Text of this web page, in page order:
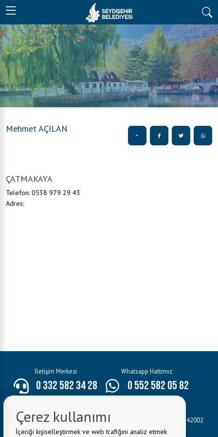
Mehmet AÇILAN
ÇATMAKAYA
Telefon: 0538 979 29 43
Adres:
İletişim Merkezi
0 332 582 34 28
Whatsapp Hattımız
0 552 582 05 82
Belediye Adresi:Hacı Seyit Ali Mahallesi Mevlâna Caddesi No:3 42002
Seydişehir/KONYA
Çerez kullanımı
İçeriği kişiselleştirmek ve web trafiğini analiz etmek